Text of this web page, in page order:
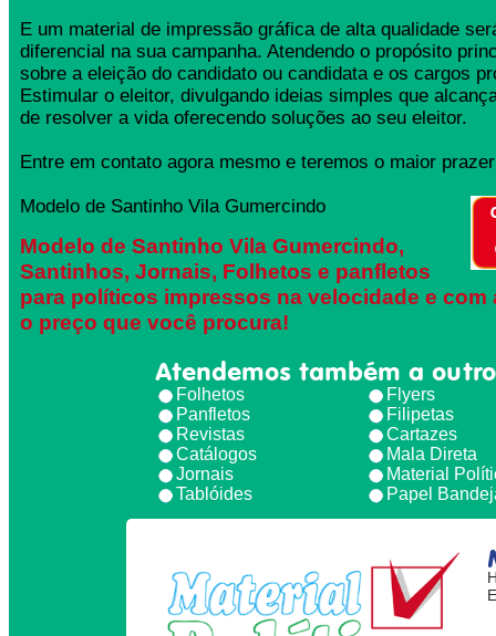
E um material de impressão gráfica de alta qualidade
diferencial na sua campanha. Atendendo o propósito
sobre a eleição do candidato ou candidata e os cargos
Estimular o eleitor, divulgando ideias simples que
de resolver a vida oferecendo soluções ao seu eleitor.
Entre em contato agora mesmo e teremos o maior
Modelo de Santinho Vila Gumercindo
Modelo de Santinho Vila Gumercindo,
Santinhos, Jornais, Folhetos e panfletos
para políticos impressos na velocidade e com
o preço que você procura!
Atendemos também a
Folhetos
Panfletos
Revistas
Catálogos
Jornais
Tablóides
Flyers
Filipetas
Cartazes
Mala Direta
Material
Papel